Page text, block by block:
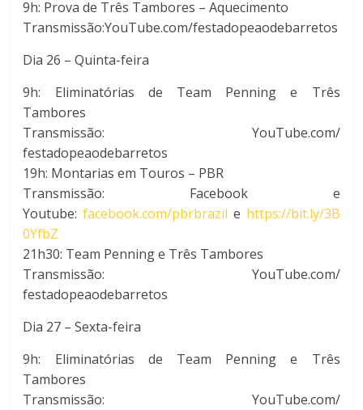
9h: Prova de Três Tambores – Aquecimento
Transmissão:YouTube.com/festadopeaodebarretos
Dia 26 – Quinta-feira
9h: Eliminatórias de Team Penning e Três
Tambores
Transmissão: YouTube.com/
festadopeaodebarretos
19h: Montarias em Touros – PBR
Transmissão: Facebook e
Youtube:facebook.com/pbrbrazil e https://bit.ly/3B
0YfbZ
21h30: Team Penning e Três Tambores
Transmissão: YouTube.com/
festadopeaodebarretos
Dia 27 – Sexta-feira
9h: Eliminatórias de Team Penning e Três
Tambores
Transmissão: YouTube.com/